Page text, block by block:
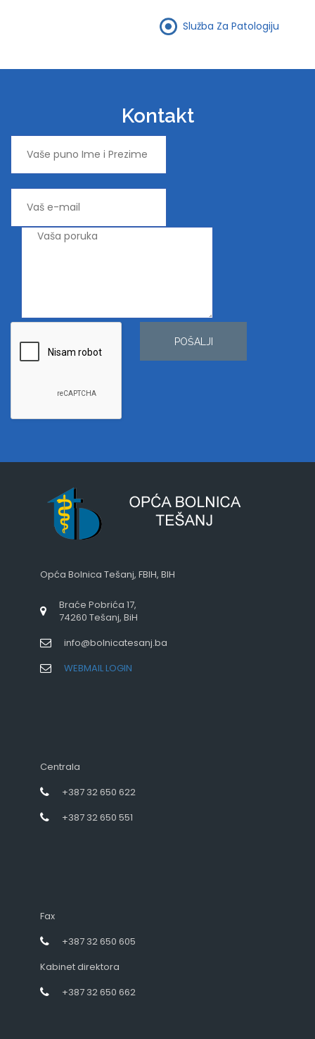
Služba Za Patologiju
Kontakt
POŠALJI
Opća Bolnica Tešanj, FBIH, BIH
Braće Pobrića 17,
74260 Tešanj, BiH
info@bolnicatesanj.ba
WEBMAIL LOGIN
Centrala
+387 32 650 622
+387 32 650 551
Fax
+387 32 650 605
Kabinet direktora
+387 32 650 662